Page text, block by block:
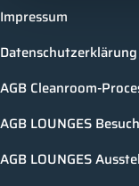
Impressum
Datenschutzerklärung
AGB Cleanroom-
AGB LOUNGES
AGB LOUNGES